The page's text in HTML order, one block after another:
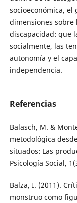
socioeconómica, el
dimensiones sobre
discapacidad: que
socialmente, las
autonomía y el
independencia.
Referencias
Balasch, M. &
metodológica
situados: Las
Psicología Social,
Balza, I. (2011).
monstruo como